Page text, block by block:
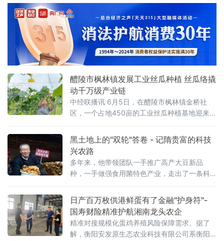
性的特色支柱农业产业，数百年来，当地蚕民
的喜悦。6月7日，流泽镇第四届杨梅助销活动
正式拉开帷幕，首先，镇党委书记上台致词，
表达了欢迎社会各届来宾的到来和对前三届活
动所取得成果的肯定。
醴陵市枫林镇发展工业丝瓜种植 丝瓜络撬
动千万级产业链
中经联播讯 6月5日，在醴陵市枫林镇金桥社
区，一个占地450亩的工业丝瓜种植基地迎来关
忙于施肥、保果、打侧枝。与普通食用丝瓜不
同，该基地种植的是经传统品种改良而来的工
业丝瓜，旨在通过错位竞争探索农业增效新路
径。
黑土地上的"双轮"答卷 - 记隋贵富的科技
兴农路
多年来，他带领团队一手推广高产大豆新品
种，一手做强食用菌特色产业，走出了一条科
题 大豆种植节本增效眼下，林口县工
日产百万枚供港鲜蛋有了金融"护身符"-
国寿财险精准护航湘南龙头农企
精准对接规模化蛋鸡养殖风险保障需求。据了
解，衡阳安发原生态农业科技有限公司系衡阳